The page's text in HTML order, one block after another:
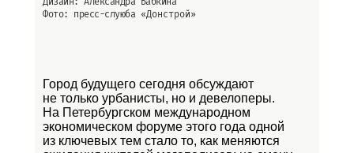
Фото: пресс-слуюба «Донстрой»
Город будущего сегодня обсуждают
не только урбанисты, но и девелоперы.
На Петербургском международном
экономическом форуме этого года одной
из ключевых тем стало то, как меняются